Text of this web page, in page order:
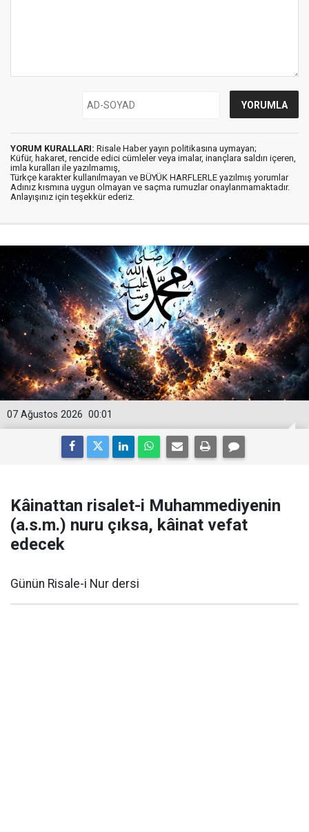
YORUM KURALLARI: Risale Haber yayın politikasına uymayan;
Küfür, hakaret, rencide edici cümleler veya imalar, inançlara saldırı içeren,
imla kuralları ile yazılmamış,
Türkçe karakter kullanılmayan ve BÜYÜK HARFLERLE yazılmış yorumlar
Adınız kısmına uygun olmayan ve saçma rumuzlar onaylanmamaktadır.
Anlayışınız için teşekkür ederiz.
00:01
07 Ağustos 2026
Kâinattan risalet-i Muhammediyenin
(a.s.m.) nuru çıksa, kâinat vefat
edecek
Günün Risale-i Nur dersi